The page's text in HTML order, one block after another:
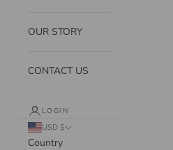
OUR STORY
CONTACT US
LOGIN
USD $
Country